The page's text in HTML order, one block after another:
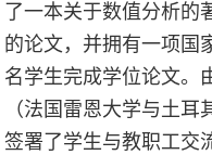
了一本关于数值分析
的论文，并拥有一项国
名学生完成学位论文。
（法国雷恩大学与土
签署了学生与教职工交